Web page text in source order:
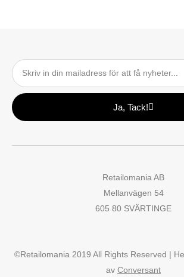
Email
Ja, Tack!
Retailomania AB
Mellanvägen 54
605 80 SVÄRTINGE
©Retailomania 2019 All Rights Reserved |
av Conversant